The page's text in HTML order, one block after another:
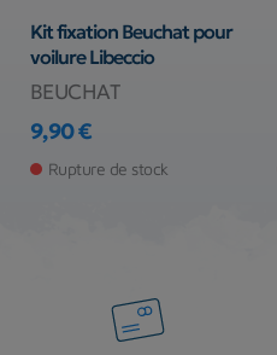
Kit fixation Beuchat pour
voilure Libeccio
BEUCHAT
Prix
9,90 €
Rupture de stock